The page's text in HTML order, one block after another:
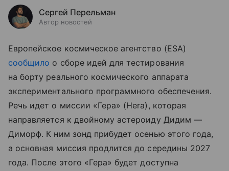
Сергей Перельман
Автор новостей
Европейское космическое агентство (ESA)
сообщило о сборе идей для тестирования
на борту реального космического аппарата
экспериментального программного обеспечения.
Речь идет о миссии «Гера» (Hera), которая
направляется к двойному астероиду Дидим —
Диморф. К ним зонд прибудет осенью этого года,
а основная миссия продлится до середины 2027
года. После этого «Гера» будет доступна